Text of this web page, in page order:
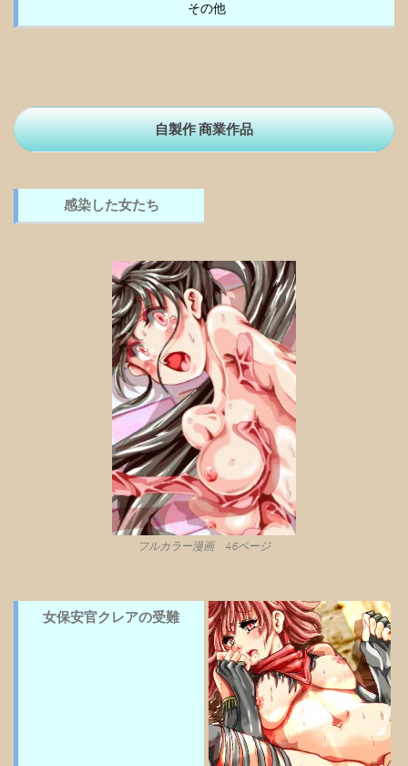
その他
自製作 商業作品
感染した女たち
フルカラー漫画 46ページ
女保安官クレアの受難